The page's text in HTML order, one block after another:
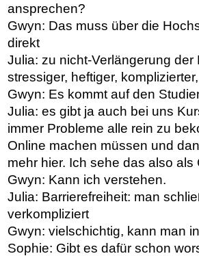
ansprechen?
Gwyn: Das muss über die
direkt
Julia: zu nicht-Verlängerung
stressiger, heftiger,
Gwyn: Es kommt auf den
Julia: es gibt ja auch bei uns
immer Probleme alle rein zu
Online machen müssen und
mehr hier. Ich sehe das also als
Gwyn: Kann ich verstehen.
Julia: Barrierefreiheit: man
verkompliziert
Gwyn: vielschichtig, kann man
Sophie: Gibt es dafür schon